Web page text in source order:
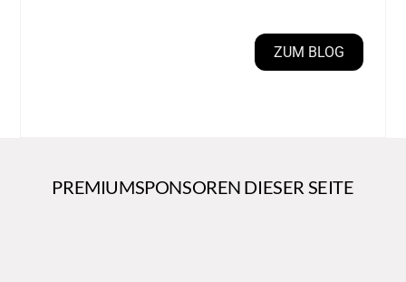
ZUM BLOG
PREMIUMSPONSOREN DIESER SEITE